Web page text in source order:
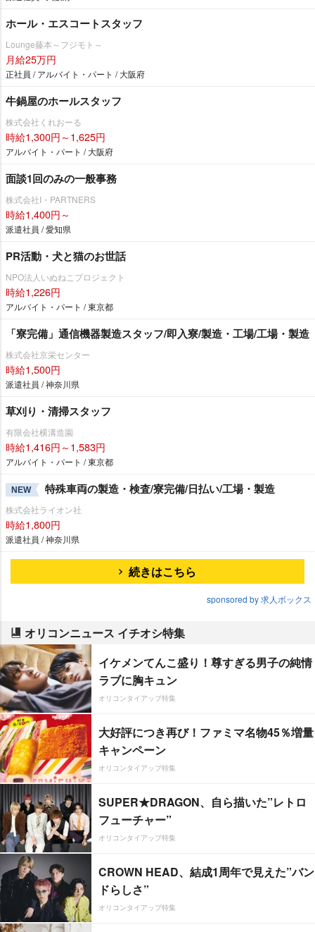
ホール・エスコートスタッフ
Lounge藤本～フジモト～
月給25万円
正社員 / アルバイト・パート / 大阪府
牛鍋屋のホールスタッフ
株式会社くれおーる
時給1,300円～1,625円
アルバイト・パート / 大阪府
面談1回のみの一般事務
株式会社I・PARTNERS
時給1,400円～
派遣社員 / 愛知県
PR活動・犬と猫のお世話
NPO法人いぬねこプロジェクト
時給1,226円
アルバイト・パート / 東京都
「寮完備」通信機器製造スタッフ/即入寮/製造・工場/工場・製造
株式会社京栄センター
時給1,500円
派遣社員 / 神奈川県
草刈り・清掃スタッフ
有限会社横溝造園
時給1,416円～1,583円
アルバイト・パート / 東京都
NEW 特殊車両の製造・検査/寮完備/日払い/工場・製造
株式会社ライオン社
時給1,800円
派遣社員 / 神奈川県
続きはこちら
sponsored by 求人ボックス
オリコンニュース イチオシ特集
イケメンてんこ盛り！尊すぎる男子の純情
ラブに胸キュン
オリコンタイアップ特集
大好評につき再び！ファミマ名物45％増量
キャンペーン
オリコンタイアップ特集
SUPER★DRAGON、自ら描いた”レトロ
フューチャー”
オリコンタイアップ特集
CROWN HEAD、結成1周年で見えた”バン
ドらしさ”
オリコンタイアップ特集